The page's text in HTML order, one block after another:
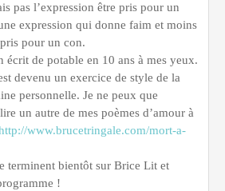
pas l’expression être pris pour un
expression qui donne faim et moins
pour un con.
écrit de potable en 10 ans à mes yeux.
devenu un exercice de style de la
personnelle. Je ne peux que
un autre de mes poèmes d’amour à
www.brucetringale.com/mort-a-
terminent bientôt sur Brice Lit et
!